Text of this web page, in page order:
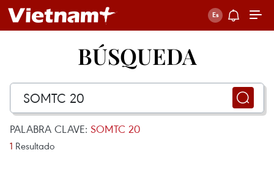
BÚSQUEDA
PALABRA CLAVE: SOMTC 20
1 Resultado